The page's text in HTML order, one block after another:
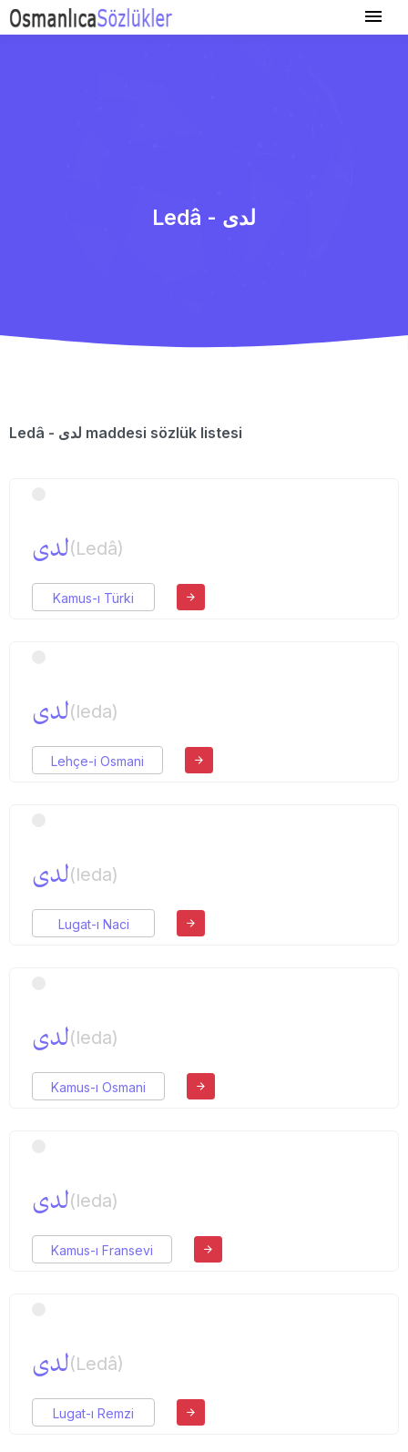
Ledâ - لدی
Ledâ - لدی maddesi sözlük listesi
لدی(Ledâ)
Kamus-ı Türki
لدی(leda)
Lehçe-i Osmani
لدی(leda)
Lugat-ı Naci
لدی(leda)
Kamus-ı Osmani
لدی(leda)
Kamus-ı Fransevi
لدی(Ledâ)
Lugat-ı Remzi